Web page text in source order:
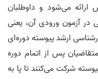
می‌شود و داوطلبان
در آزمون ورودی آن، یعنی
ارشد پیوسته دوره‌ای
متقاضیان پس از اتمام دوره
شرکت می‌کنند تا پا به